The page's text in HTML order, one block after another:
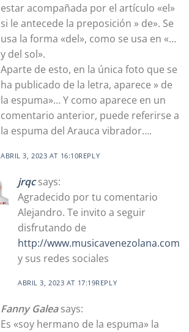
estar acompañada por el artículo «el»
si le antecede la preposición » de». Se
usa la forma «del», como se usa en «…
y del sol».
Aparte de esto, en la única foto que se
ha publicado de la letra, aparece » de
la espuma»… Y como aparece en un
comentario anterior, puede referirse a
la espuma del Arauca vibrador….
ABRIL 3, 2023 AT 16:10REPLY
jrqc says:
Agradecido por tu comentario
Alejandro. Te invito a seguir
disfrutando de
http://www.musicavenezolana.com
y sus redes sociales
ABRIL 3, 2023 AT 17:19REPLY
Fanny Galea says:
Es «soy hermano de la espuma» la